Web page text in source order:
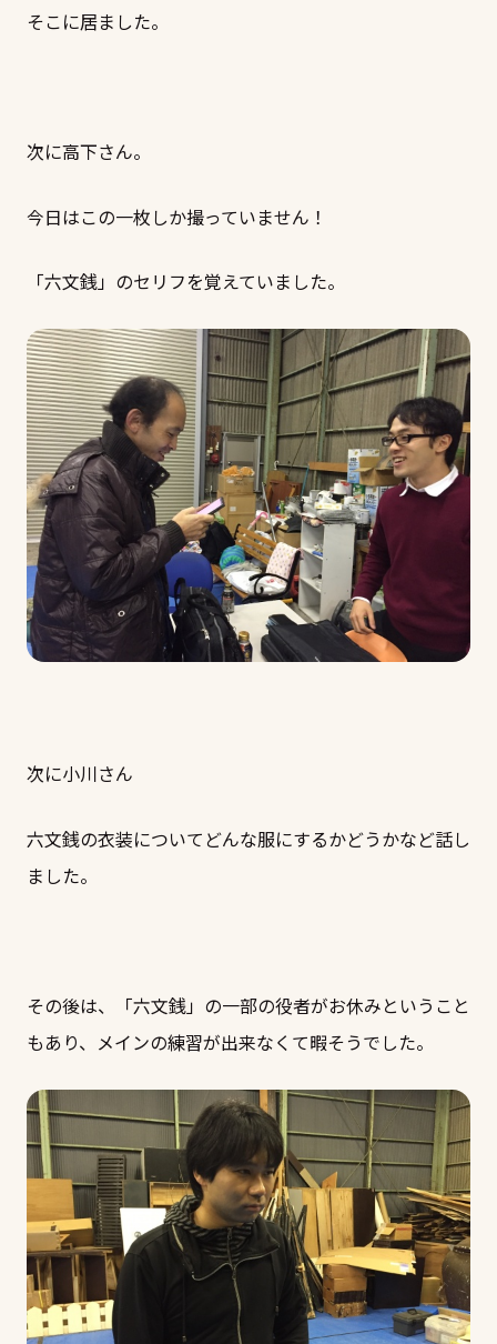
そこに居ました。
次に高下さん。
今日はこの一枚しか撮っていません！
「六文銭」のセリフを覚えていました。
次に小川さん
六文銭の衣装についてどんな服にするかどうかなど話し
ました。
その後は、「六文銭」の一部の役者がお休みということ
もあり、メインの練習が出来なくて暇そうでした。